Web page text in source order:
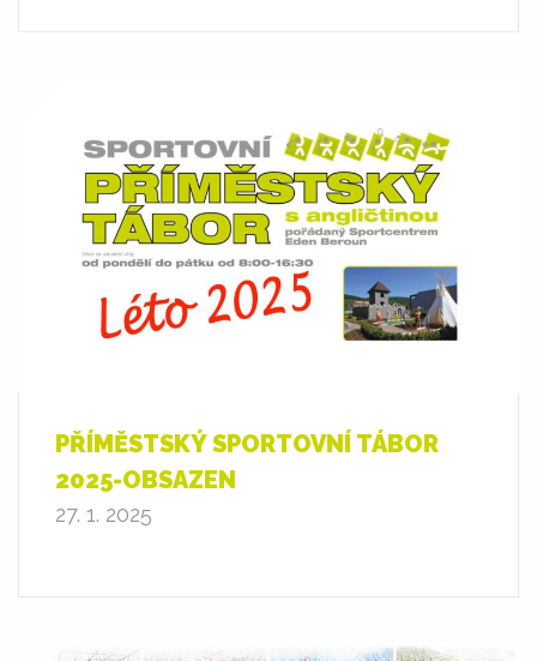
PŘÍMĚSTSKÝ SPORTOVNÍ TÁBOR
2025-OBSAZEN
27. 1. 2025